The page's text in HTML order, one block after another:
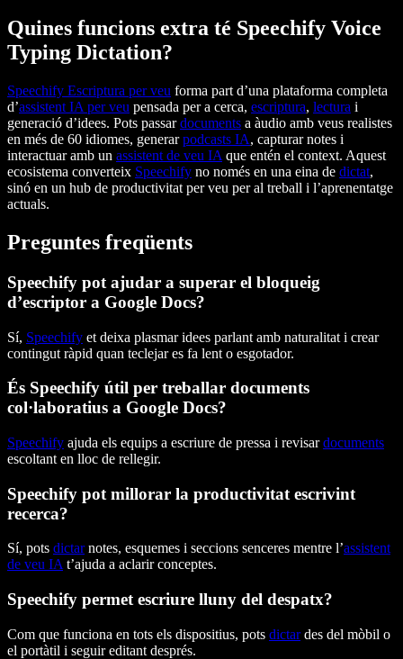
Quines funcions extra té Speechify Voice
Typing Dictation?
Speechify Escriptura per veu forma part d’una plataforma completa
d’assistent IA per veu pensada per a cerca, escriptura, lectura i
generació d’idees. Pots passardocuments a àudio amb veus realistes
en més de 60 idiomes, generarpodcasts IA, capturar notes i
interactuar amb un assistent de veu IA que entén el context. Aquest
ecosistema converteix Speechify no només en una eina de dictat,
sinó en un hub de productivitat per veu per al treball i l’aprenentatge
actuals.
Preguntes freqüents
Speechify pot ajudar a superar el bloqueig
d’escriptor a Google Docs?
Sí, Speechify et deixa plasmar idees parlant amb naturalitat i crear
contingut ràpid quan teclejar es fa lent o esgotador.
És Speechify útil per treballar documents
col·laboratius a Google Docs?
Speechify ajuda els equips a escriure de pressa i revisardocuments
escoltant en lloc de rellegir.
Speechify pot millorar la productivitat escrivint
recerca?
Sí, pots dictarnotes, esquemes i seccions senceres mentre l’assistent
de veu IA t’ajuda a aclarir conceptes.
Speechify permet escriure lluny del despatx?
Com que funciona en tots els dispositius, pots dictardes del mòbil o
el portàtil i seguir editant després.